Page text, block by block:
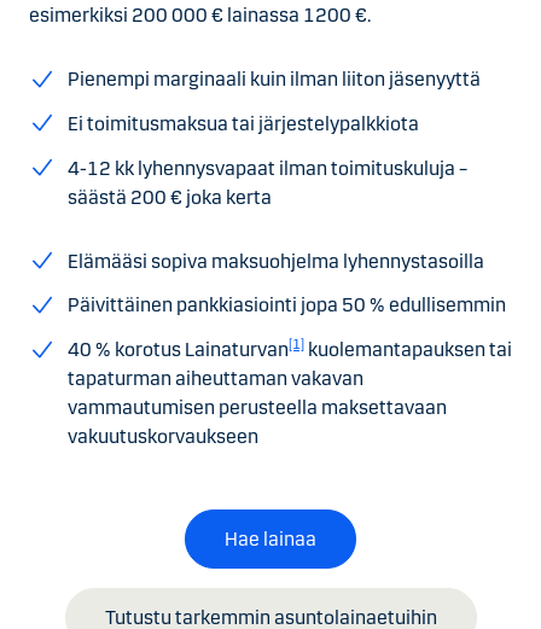
esimerkiksi 200 000 € lainassa 1200 €.
Pienempi marginaali kuin ilman liiton jäsenyyttä
Ei toimitusmaksua tai järjestelypalkkiota
4-12 kk lyhennysvapaat ilman toimituskuluja –
säästä 200 € joka kerta
Elämääsi sopiva maksuohjelma lyhennystasoilla
Päivittäinen pankkiasiointi jopa 50 % edullisemmin
40 % korotus Lainaturvan [1] kuolemantapauksen tai
tapaturman aiheuttaman vakavan
vammautumisen perusteella maksettavaan
vakuutuskorvaukseen
Hae lainaa
Tutustu tarkemmin asuntolainaetuihin